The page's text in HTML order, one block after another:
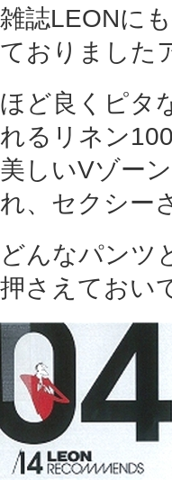
雑誌LEONに
ておりました
ほど良くピタ
れるリネン
美しいVゾー
れ、セクシー
どんなパンツ
押さえておい